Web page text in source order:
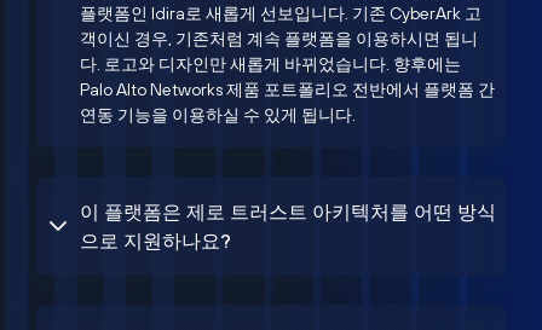
플랫폼인 Idira로 새롭게 선보입니다. 기존 CyberArk 고
객이신 경우, 기존처럼 계속 플랫폼을 이용하시면 됩니
다. 로고와 디자인만 새롭게 바뀌었습니다. 향후에는
Palo Alto Networks 제품 포트폴리오 전반에서 플랫폼 간
연동 기능을 이용하실 수 있게 됩니다.
이 플랫폼은 제로 트러스트 아키텍처를 어떤 방식
으로 지원하나요?